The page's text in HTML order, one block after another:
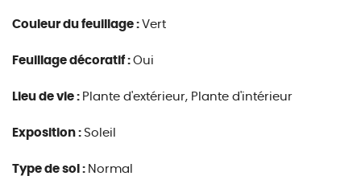
Couleur du feuillage : Vert
Feuillage décoratif : Oui
Lieu de vie : Plante d'extérieur, Plante d'intérieur
Exposition : Soleil
Type de sol : Normal